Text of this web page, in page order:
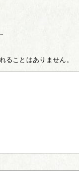
ることはありません。